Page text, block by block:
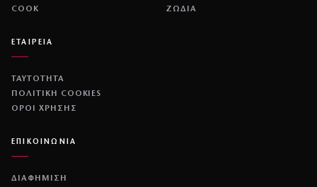
COOK ΖΩΔΙΑ
ΕΤΑΙΡΕΙΑ
ΤΑΥΤΟΤΗΤΑ
ΠΟΛΙΤΙΚΉ COOKIES
ΌΡΟΙ ΧΡΉΣΗΣ
ΕΠΙΚΟΙΝΩΝΙΑ
ΔΙΑΦΗΜΙΣΗ